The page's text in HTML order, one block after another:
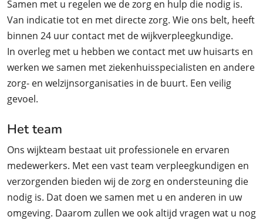
Samen met u regelen we de zorg en hulp die nodig is.
Van indicatie tot en met directe zorg. Wie ons belt, heeft
binnen 24 uur contact met de wijkverpleegkundige.
In overleg met u hebben we contact met uw huisarts en
werken we samen met ziekenhuisspecialisten en andere
zorg- en welzijnsorganisaties in de buurt. Een veilig
gevoel.
Het team
Ons wijkteam bestaat uit professionele en ervaren
medewerkers. Met een vast team verpleegkundigen en
verzorgenden bieden wij de zorg en ondersteuning die
nodig is. Dat doen we samen met u en anderen in uw
omgeving. Daarom zullen we ook altijd vragen wat u nog